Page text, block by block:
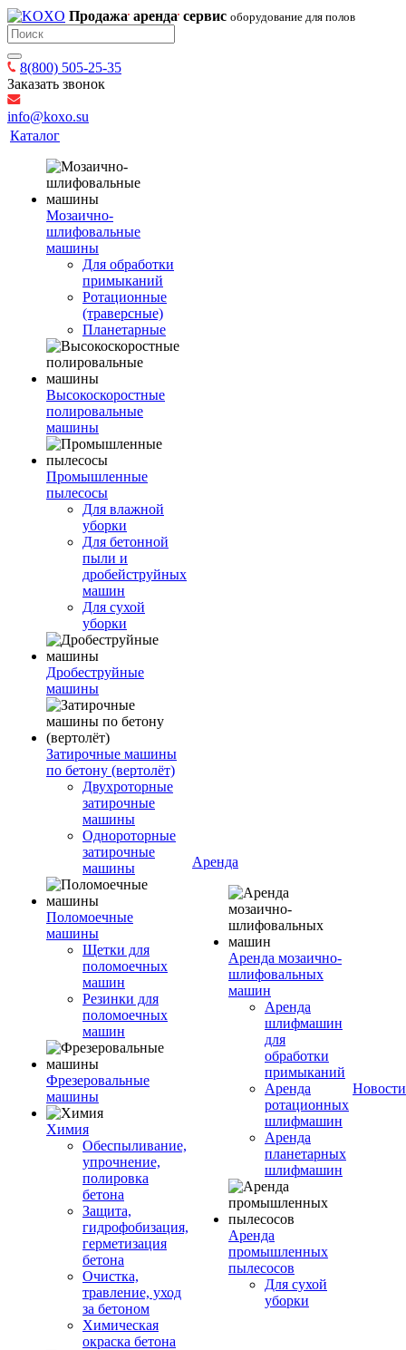
Продажа аренда сервис оборудование для полов
8(800) 505-25-35
Заказать звонок
info@koxo.su
Каталог
Мозаично-
шлифовальные
машины
Для обработки
примыканий
Ротационные
(траверсные)
Планетарные
Высокоскоростные
полировальные
машины
Промышленные
пылесосы
Для влажной
уборки
Для бетонной
пыли и
дробейструйных
машин
Для сухой
уборки
Дробеструйные
машины
Затирочные машины
по бетону (вертолёт)
Двухроторные
затирочные
машины
Однороторные
затирочные
машины
Поломоечные
машины
Щетки для
поломоечных
машин
Резинки для
поломоечных
машин
Фрезеровальные
машины
Химия
Обеспыливание,
упрочнение,
полировка
бетона
Защита,
гидрофобизация,
герметизация
бетона
Очистка,
травление, уход
за бетоном
Химическая
окраска бетона
Аренда
Аренда мозаично-
шлифовальных
машин
Аренда
шлифмашин
для
обработки
примыканий
Аренда
ротационных
шлифмашин
Аренда
планетарных
шлифмашин
Аренда
промышленных
пылесосов
Для сухой
уборки
Новости